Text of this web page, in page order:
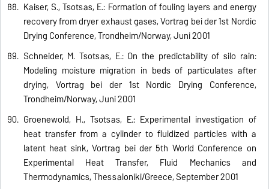
Kaiser, S., Tsotsas, E.: Formation of fouling layers and energy
recovery from dryer exhaust gases, Vortrag bei der 1st Nordic
Drying Conference, Trondheim/Norway, Juni 2001
Schneider, M. Tsotsas, E.: On the predictability of silo rain:
Modeling moisture migration in beds of particulates after
drying, Vortrag bei der 1st Nordic Drying Conference,
Trondheim/Norway, Juni 2001
Groenewold, H., Tsotsas, E.: Experimental investigation of
heat transfer from a cylinder to fluidized particles with a
latent heat sink, Vortrag bei der 5th World Conference on
Experimental Heat Transfer, Fluid Mechanics and
Thermodynamics, Thessaloniki/Greece, September 2001